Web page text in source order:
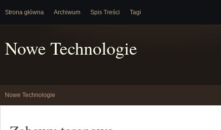
Strona główna Archiwum Spis Treści Tagi
Nowe Technologie
Nowe Technologie